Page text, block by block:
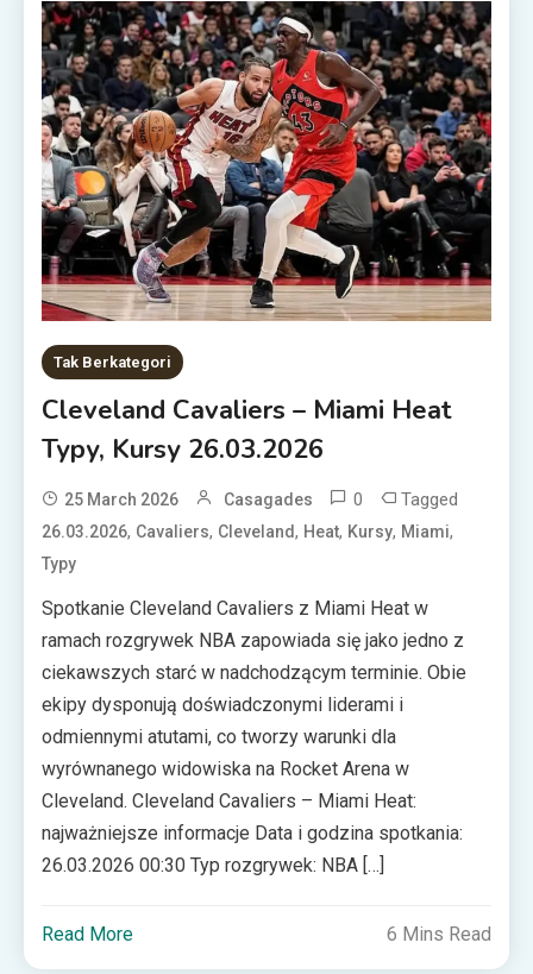
Tak Berkategori
Cleveland Cavaliers – Miami Heat
Typy, Kursy 26.03.2026
25 March 2026 Casagades 0 Tagged
26.03.2026, Cavaliers, Cleveland, Heat, Kursy, Miami,
Typy
Spotkanie Cleveland Cavaliers z Miami Heat w
ramach rozgrywek NBA zapowiada się jako jedno z
ciekawszych starć w nadchodzącym terminie. Obie
ekipy dysponują doświadczonymi liderami i
odmiennymi atutami, co tworzy warunki dla
wyrównanego widowiska na Rocket Arena w
Cleveland. Cleveland Cavaliers – Miami Heat:
najważniejsze informacje Data i godzina spotkania:
26.03.2026 00:30 Typ rozgrywek: NBA […]
Read More 6 Mins Read